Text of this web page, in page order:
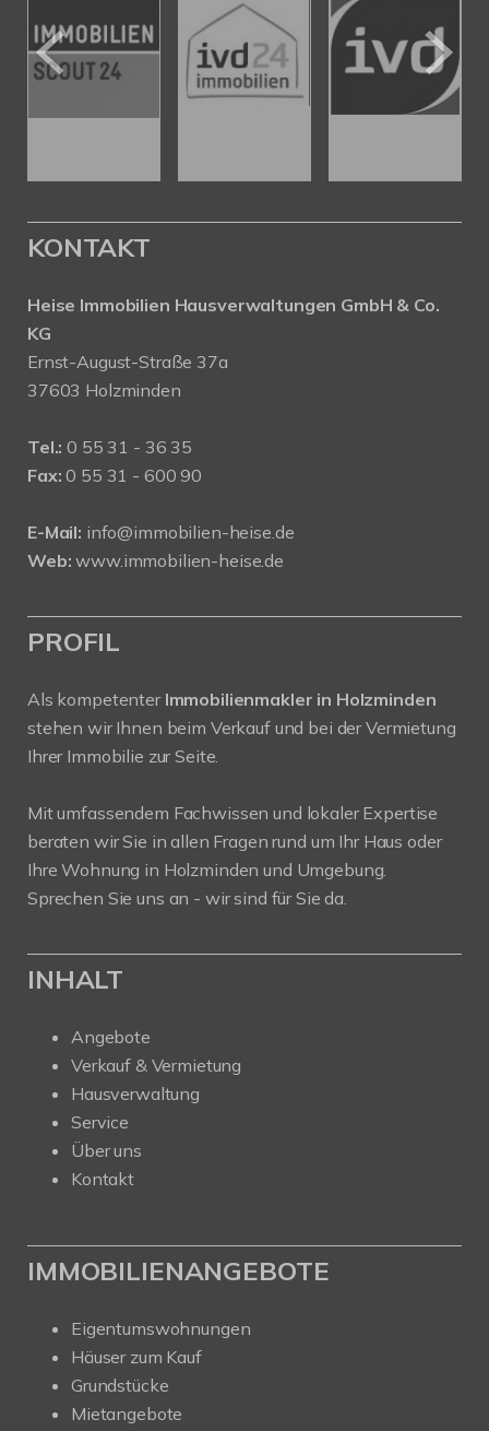
KONTAKT
Heise Immobilien Hausverwaltungen GmbH & Co.
KG
Ernst-August-Straße 37a
37603 Holzminden
Tel.: 0 55 31 - 36 35
Fax: 0 55 31 - 600 90
E-Mail: info@immobilien-heise.de
Web: www.immobilien-heise.de
PROFIL
Als kompetenter Immobilienmakler in Holzminden
stehen wir Ihnen beim Verkauf und bei der Vermietung
Ihrer Immobilie zur Seite.
Mit umfassendem Fachwissen und lokaler Expertise
beraten wir Sie in allen Fragen rund um Ihr Haus oder
Ihre Wohnung in Holzminden und Umgebung.
Sprechen Sie uns an - wir sind für Sie da.
INHALT
Angebote
Verkauf & Vermietung
Hausverwaltung
Service
Über uns
Kontakt
IMMOBILIENANGEBOTE
Eigentumswohnungen
Häuser zum Kauf
Grundstücke
Mietangebote